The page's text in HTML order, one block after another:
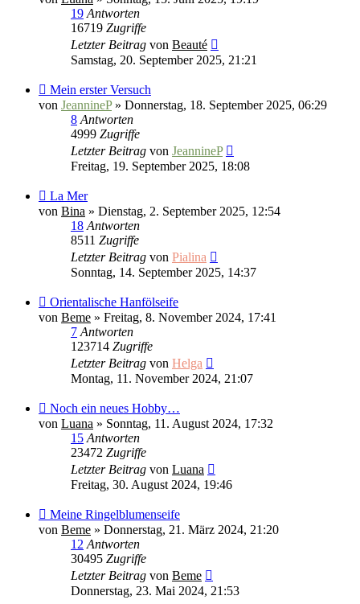
19 Antworten
16719 Zugriffe
Letzter Beitrag von Beauté
Samstag, 20. September 2025, 21:21
Mein erster Versuch
von JeannineP» Donnerstag, 18. September 2025, 06:29
8 Antworten
4999 Zugriffe
Letzter Beitrag von JeannineP
Freitag, 19. September 2025, 18:08
La Mer
von Bina » Dienstag, 2. September 2025, 12:54
18 Antworten
8511 Zugriffe
Letzter Beitrag von Pialina
Sonntag, 14. September 2025, 14:37
Orientalische Hanfölseife
von Beme » Freitag, 8. November 2024, 17:41
7 Antworten
123714 Zugriffe
Letzter Beitrag von Helga
Montag, 11. November 2024, 21:07
Noch ein neues Hobby…
von Luana » Sonntag, 11. August 2024, 17:32
15 Antworten
23472 Zugriffe
Letzter Beitrag von Luana
Freitag, 30. August 2024, 19:46
Meine Ringelblumenseife
von Beme » Donnerstag, 21. März 2024, 21:20
12 Antworten
30495 Zugriffe
Letzter Beitrag von Beme
Donnerstag, 23. Mai 2024, 21:53